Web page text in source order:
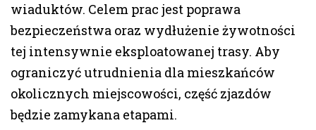
wiaduktów. Celem prac jest poprawa
bezpieczeństwa oraz wydłużenie żywotności
tej intensywnie eksploatowanej trasy. Aby
ograniczyć utrudnienia dla mieszkańców
okolicznych miejscowości, część zjazdów
będzie zamykana etapami.